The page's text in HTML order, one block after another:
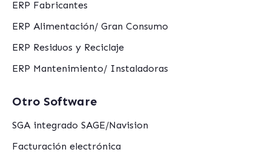
ERP Fabricantes
ERP Alimentación/ Gran Consumo
ERP Residuos y Reciclaje
ERP Mantenimiento/ Instaladoras
Otro Software
SGA integrado SAGE/Navision
Facturación electrónica